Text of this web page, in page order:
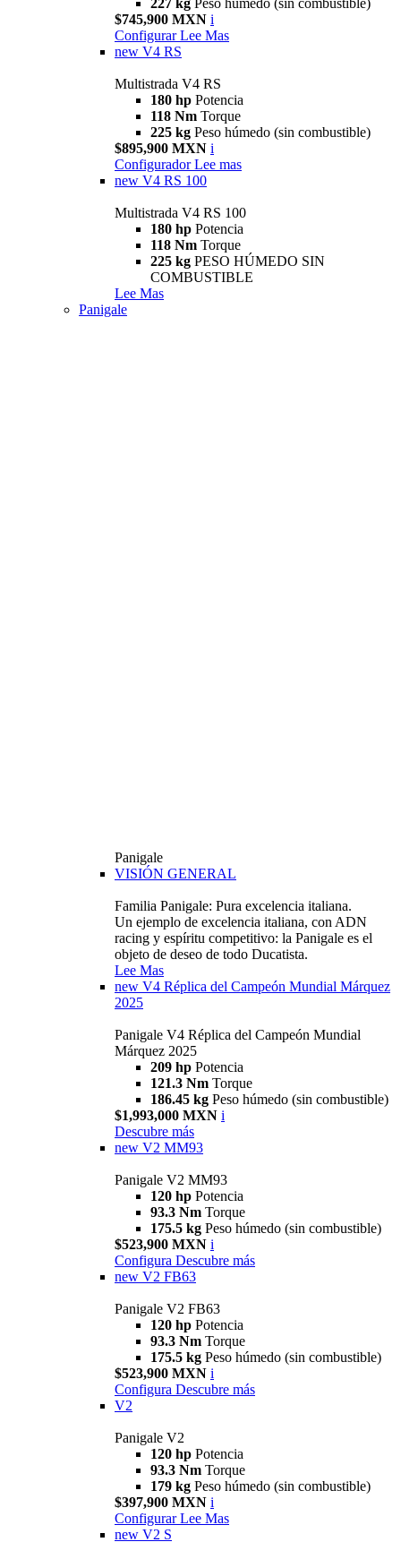
227 kg Peso húmedo (sin combustible)
$745,900 MXN i
Configurar Lee Mas
new V4 RS
Multistrada V4 RS
180 hp Potencia
118 Nm Torque
225 kg Peso húmedo (sin combustible)
$895,900 MXN i
Configurador Lee mas
new V4 RS 100
Multistrada V4 RS 100
180 hp Potencia
118 Nm Torque
225 kg PESO HÚMEDO SIN
COMBUSTIBLE
Lee Mas
Panigale
Panigale
VISIÓN GENERAL
Familia Panigale: Pura excelencia italiana.
Un ejemplo de excelencia italiana, con ADN
racing y espíritu competitivo: la Panigale es el
objeto de deseo de todo Ducatista.
Lee Mas
new V4 Réplica del Campeón Mundial Márquez
2025
Panigale V4 Réplica del Campeón Mundial
Márquez 2025
209 hp Potencia
121.3 Nm Torque
186.45 kg Peso húmedo (sin combustible)
$1,993,000 MXN i
Descubre más
new V2 MM93
Panigale V2 MM93
120 hp Potencia
93.3 Nm Torque
175.5 kg Peso húmedo (sin combustible)
$523,900 MXN i
Configura Descubre más
new V2 FB63
Panigale V2 FB63
120 hp Potencia
93.3 Nm Torque
175.5 kg Peso húmedo (sin combustible)
$523,900 MXN i
Configura Descubre más
V2
Panigale V2
120 hp Potencia
93.3 Nm Torque
179 kg Peso húmedo (sin combustible)
$397,900 MXN i
Configurar Lee Mas
new V2 S